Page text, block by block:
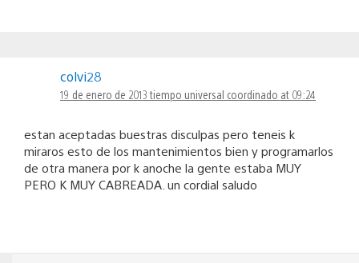
colvi28
19 de enero de 2013 tiempo universal coordinado at 09:24
estan aceptadas buestras disculpas pero teneis k
miraros esto de los mantenimientos bien y programarlos
de otra manera por k anoche la gente estaba MUY
PERO K MUY CABREADA. un cordial saludo